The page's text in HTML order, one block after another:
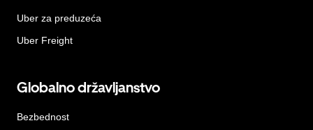
Uber za preduzeća
Uber Freight
Globalno državljanstvo
Bezbednost